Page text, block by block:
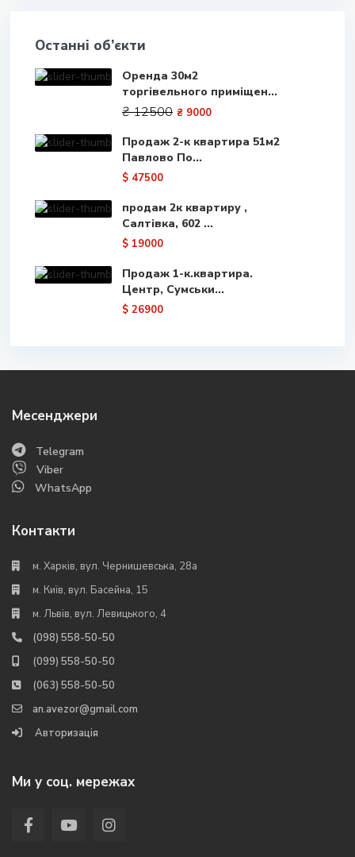
Останні об’єкти
Оренда 30м2
торгівельного приміщен...
₴ 12500 ₴ 9000
Продаж 2-к квартира 51м2
Павлово По...
$ 47500
продам 2к квартиру ,
Салтівка, 602 ...
$ 19000
Продаж 1-к.квартира.
Центр, Сумськи...
$ 26900
Месенджери
Telegram
Viber
WhatsApp
Контакти
м. Харків, вул. Чернишевська, 28а
м. Київ, вул. Басейна, 15
м. Львів, вул. Левицького, 4
(098) 558-50-50
(099) 558-50-50
(063) 558-50-50
an.avezor@gmail.com
Авторизація
Ми у соц. мережах